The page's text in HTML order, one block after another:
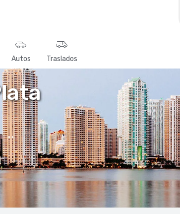
Autos Traslados